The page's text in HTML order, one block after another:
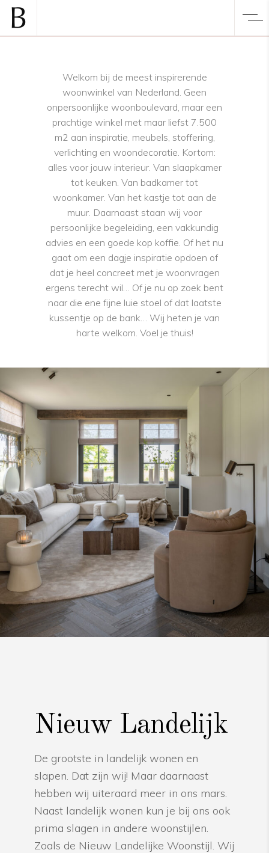
Welkom bij de meest inspirerende
woonwinkel van Nederland. Geen
onpersoonlijke woonboulevard, maar een
prachtige winkel met maar liefst 7.500
m2 aan inspiratie, meubels, stoffering,
verlichting en woondecoratie. Kortom:
alles voor jouw interieur. Van slaapkamer
tot keuken. Van badkamer tot
woonkamer. Van het kastje tot aan de
muur. Daarnaast staan wij voor
persoonlijke begeleiding, een vakkundig
advies en een goede kop koffie. Of het nu
gaat om een dagje inspiratie opdoen of
dat je heel concreet met je woonvragen
ergens terecht wil… Of je nu op zoek bent
naar die ene fijne luie stoel of dat laatste
kussentje op de bank… Wij heten je van
harte welkom. Voel je thuis!
Nieuw Landelijk
De grootste in landelijk wonen en
slapen. Dat zijn wij! Maar daarnaast
hebben wij uiteraard meer in ons mars.
Naast landelijk wonen kun je bij ons ook
prima slagen in andere woonstijlen.
Zoals de Nieuw Landelijke Woonstijl. Wij